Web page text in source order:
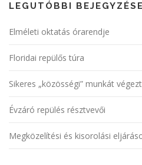
LEGUTÓBBI
Elméleti oktatás órarendje
Floridai repülős túra
Sikeres „közösségi” munkát
Évzáró repülés résztvevői
Megközelítési és kisorolási